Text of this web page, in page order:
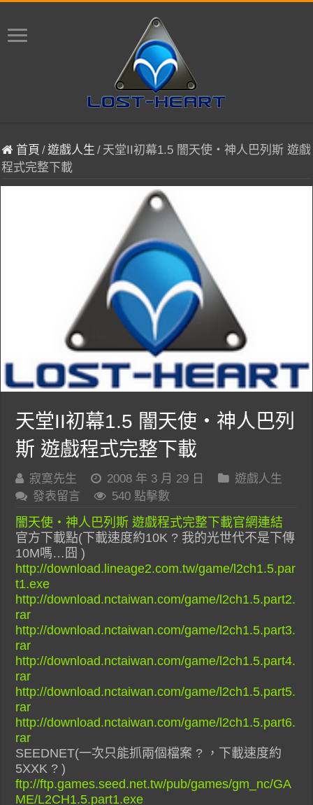
首頁 /遊戲人生 / 天堂II初幕1.5 闇天使‧神人巴列斯 遊戲
程式完整下載
天堂II初幕1.5 闇天使‧神人巴列
斯 遊戲程式完整下載
寂寞先生 2008 年 3 月 29 日
遊戲人生
發表留言
540 點擊數
闇天使‧神人巴列斯 遊戲程式完整下載官網連結
官方下載點(下載速度約10K ? 我的光世代不是下傳
10M嗎…囧 )
http://download.lineage2.com.tw/game/l2ch1.5.par
t1.exe
http://download.nctaiwan.com/game/l2ch1.5.part2.
rar
http://download.nctaiwan.com/game/l2ch1.5.part3.
rar
http://download.nctaiwan.com/game/l2ch1.5.part4.
rar
http://download.nctaiwan.com/game/l2ch1.5.part5.
rar
http://download.nctaiwan.com/game/l2ch1.5.part6.
rar
SEEDNET(一次只能抓兩個檔案 ? ，下載速度約
5XXK ? )
ftp://ftp.games.seed.net.tw/pub/games/gm_nc/GA
ME/L2CH1.5.part1.exe